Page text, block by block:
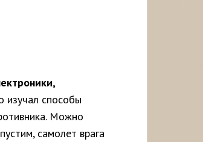
изучал способы
Можно
самолет врага